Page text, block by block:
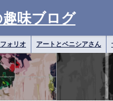
味ブログ
ォリオ アートとベニシアさん